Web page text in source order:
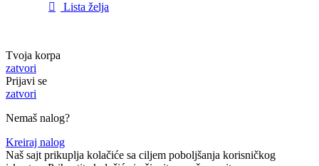
Lista želja
Tvoja korpa
zatvori
Prijavi se
zatvori
Nemaš nalog?
Kreiraj nalog
Naš sajt prikuplja kolačiće sa ciljem poboljšanja korisničkog